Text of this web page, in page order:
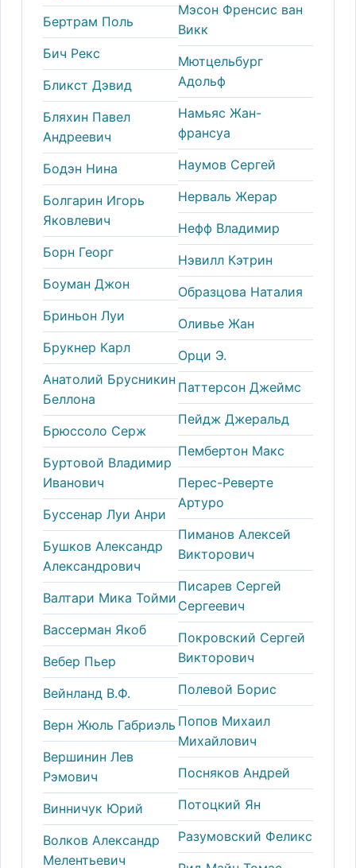
Бертрам Поль
Бич Рекс
Бликст Дэвид
Бляхин Павел
Андреевич
Бодэн Нина
Болгарин Игорь
Яковлевич
Борн Георг
Боуман Джон
Бриньон Луи
Брукнер Карл
Анатолий Брусникин
Беллона
Брюссоло Серж
Буртовой Владимир
Иванович
Буссенар Луи Анри
Бушков Александр
Александрович
Валтари Мика Тойми
Вассерман Якоб
Вебер Пьер
Вейнланд В.Ф.
Верн Жюль Габриэль
Вершинин Лев
Рэмович
Винничук Юрий
Волков Александр
Мелентьевич
Мэсон Френсис ван
Викк
Мютцельбург
Адольф
Намьяс Жан-
франсуа
Наумов Сергей
Нерваль Жерар
Нефф Владимир
Нэвилл Кэтрин
Образцова Наталия
Оливье Жан
Орци Э.
Паттерсон Джеймс
Пейдж Джеральд
Пембертон Макс
Перес-Реверте
Артуро
Пиманов Алексей
Викторович
Писарев Сергей
Сергеевич
Покровский Сергей
Викторович
Полевой Борис
Попов Михаил
Михайлович
Посняков Андрей
Потоцкий Ян
Разумовский Феликс